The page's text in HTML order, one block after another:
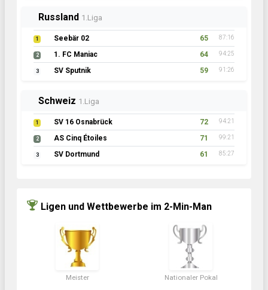
Russland 1.Liga
1 Seebär 02 65 87:16
2 1. FC Maniac 64 94:25
3 SV Sputnik 59 91:26
Schweiz 1.Liga
1 SV 16 Osnabrück 72 94:21
2 AS Cinq Étoiles 71 99:21
3 SV Dortmund 61 85:27
Ligen und Wettbewerbe im 2-Min-Man
Meister Nationaler Pokal